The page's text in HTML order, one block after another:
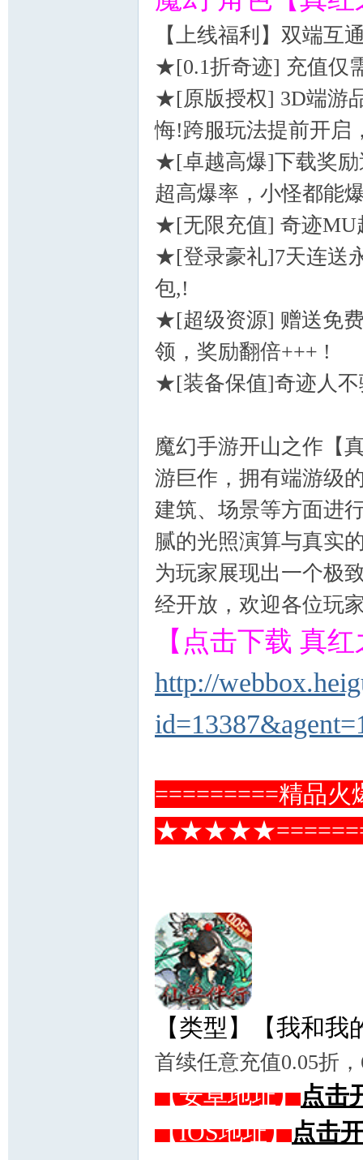
【上线福利】双端互
★[0.1折奇迹] 充值仅
★[原版授权] 3D端游
悔!跨服玩法提前开启
★[卓越高爆]下载奖励
超高爆率，小怪都能
★[无限充值] 奇迹MU
★[登录豪礼]7天连送
包,!
★[超级资源] 赠送免
领，奖励翻倍+++ !
★[装备保值]奇迹人不
魔幻手游开山之作【
游巨作，拥有端游级
建筑、场景等方面进
腻的光照演算与真实
为玩家展现出一个极
经开放，欢迎各位玩
【点击下载 真
http://
=========精品
【类型】【我和
首续任意充值0.05折
【安卓地址】点击
【IOS地址】点击